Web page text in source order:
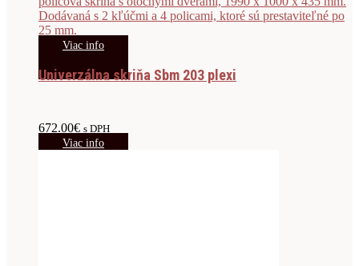
Viac info
Univerzálna skriňa Sbm 203 plexi
672.00€ s DPH
Viac info